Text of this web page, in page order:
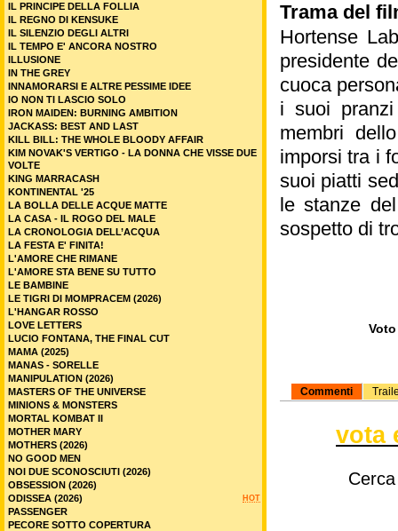
Trama del
Hortense
presidente
cuoca
i suoi
membri
imporsi tra i
suoi piatti
le stanze
sospetto di
Commenti
vota
IL PRINCIPE DELLA FOLLIA
IL REGNO DI KENSUKE
IL SILENZIO DEGLI ALTRI
IL TEMPO E' ANCORA NOSTRO
ILLUSIONE
IN THE GREY
INNAMORARSI E ALTRE PESSIME IDEE
IO NON TI LASCIO SOLO
IRON MAIDEN: BURNING AMBITION
JACKASS: BEST AND LAST
KILL BILL: THE WHOLE BLOODY AFFAIR
KIM NOVAK'S VERTIGO - LA DONNA CHE VISSE DUE
VOLTE
KING MARRACASH
KONTINENTAL '25
LA BOLLA DELLE ACQUE MATTE
LA CASA - IL ROGO DEL MALE
LA CRONOLOGIA DELL’ACQUA
LA FESTA E' FINITA!
L'AMORE CHE RIMANE
L'AMORE STA BENE SU TUTTO
LE BAMBINE
LE TIGRI DI MOMPRACEM (2026)
L'HANGAR ROSSO
LOVE LETTERS
LUCIO FONTANA, THE FINAL CUT
MAMA (2025)
MANAS - SORELLE
MANIPULATION (2026)
MASTERS OF THE UNIVERSE
MINIONS & MONSTERS
MORTAL KOMBAT II
MOTHER MARY
MOTHERS (2026)
NO GOOD MEN
NOI DUE SCONOSCIUTI (2026)
OBSESSION (2026)
HOT
ODISSEA (2026)
PASSENGER
PECORE SOTTO COPERTURA